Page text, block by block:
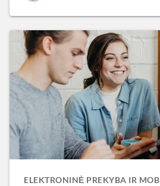
ELEKTRONINĖ PREKYBA IR